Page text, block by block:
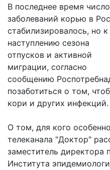
В последнее время число
заболеваний корью в
стабилизировалось, но к
наступлению сезона
отпусков и активной
миграции, согласно
сообщению
позаботиться о том,
кори и других инфекций.
О том, для кого
телеканала "Доктор"
заместитель директора
Института